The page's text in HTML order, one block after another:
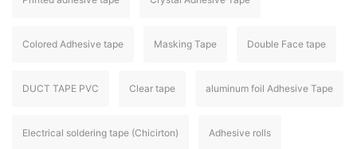
Colored Adhesive tape Masking Tape Double Face tape
DUCT TAPE PVC Clear tape aluminum foil Adhesive Tape
Electrical soldering tape (Chicirton) Adhesive rolls